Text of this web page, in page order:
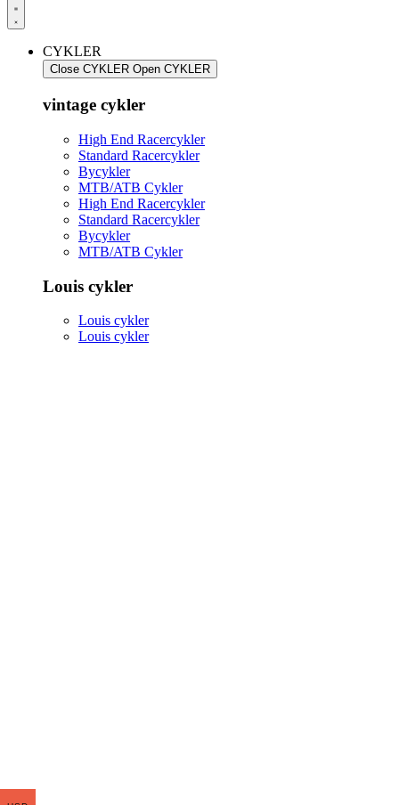
CYKLER
Close CYKLER Open CYKLER
vintage cykler
High End Racercykler
Standard Racercykler
Bycykler
MTB/ATB Cykler
High End Racercykler
Standard Racercykler
Bycykler
MTB/ATB Cykler
Louis cykler
Louis cykler
Louis cykler